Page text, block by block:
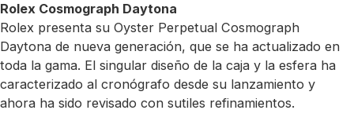
Rolex Cosmograph Daytona
Rolex presenta su Oyster Perpetual Cosmograph
Daytona de nueva generación, que se ha actualizado en
toda la gama. El singular diseño de la caja y la esfera ha
caracterizado al cronógrafo desde su lanzamiento y
ahora ha sido revisado con sutiles refinamientos.